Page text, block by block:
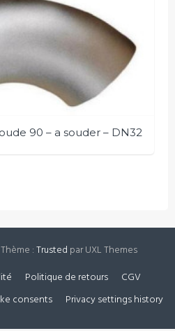
90 – a souder – DN32
Thème :Trusted par UXL Themes
Politique de retours
CGV
consents Privacy settings history